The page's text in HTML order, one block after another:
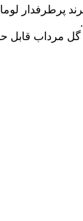
در سال 1996 به
مرداب قابل